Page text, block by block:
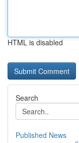
HTML is disabled
Search
Published News